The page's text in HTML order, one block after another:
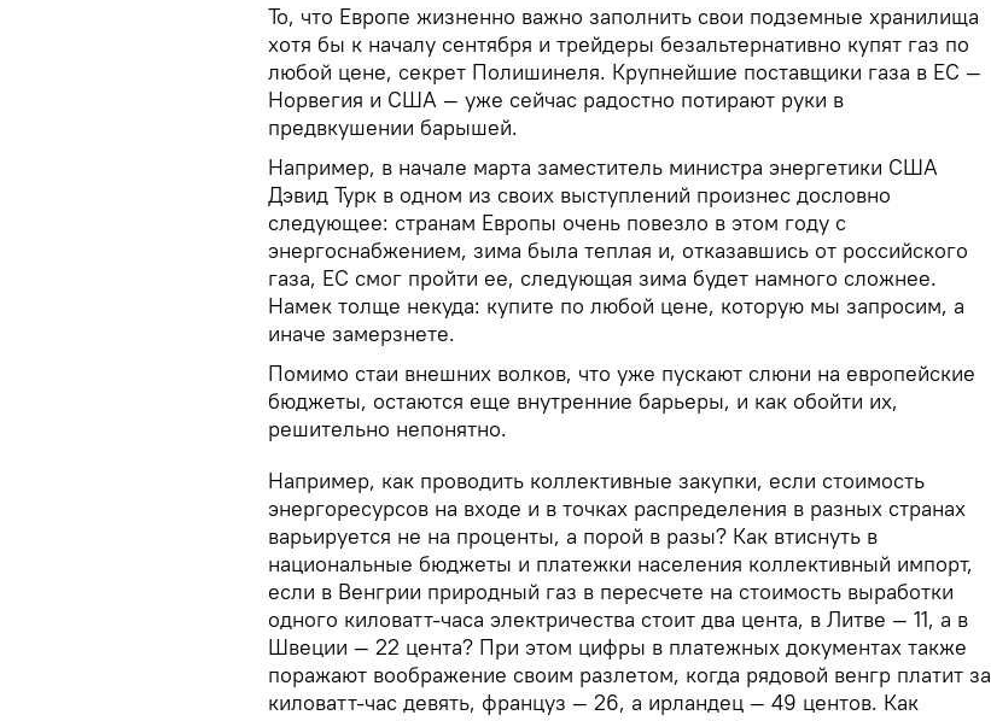
То, что Европе жизненно важно заполнить свои подземные хранилища
хотя бы к началу сентября и трейдеры безальтернативно купят газ по
любой цене, секрет Полишинеля. Крупнейшие поставщики газа в ЕС —
Норвегия и США — уже сейчас радостно потирают руки в
предвкушении барышей.
Например, в начале марта заместитель министра энергетики США
Дэвид Турк в одном из своих выступлений произнес дословно
следующее: странам Европы очень повезло в этом году с
энергоснабжением, зима была теплая и, отказавшись от российского
газа, ЕС смог пройти ее, следующая зима будет намного сложнее.
Намек толще некуда: купите по любой цене, которую мы запросим, а
иначе замерзнете.
Помимо стаи внешних волков, что уже пускают слюни на европейские
бюджеты, остаются еще внутренние барьеры, и как обойти их,
решительно непонятно.
Например, как проводить коллективные закупки, если стоимость
энергоресурсов на входе и в точках распределения в разных странах
варьируется не на проценты, а порой в разы? Как втиснуть в
национальные бюджеты и платежки населения коллективный импорт,
если в Венгрии природный газ в пересчете на стоимость выработки
одного киловатт-часа электричества стоит два цента, в Литве — 11, а в
Швеции — 22 цента? При этом цифры в платежных документах также
поражают воображение своим разлетом, когда рядовой венгр платит за
киловатт-час девять, француз — 26, а ирландец — 49 центов. Как